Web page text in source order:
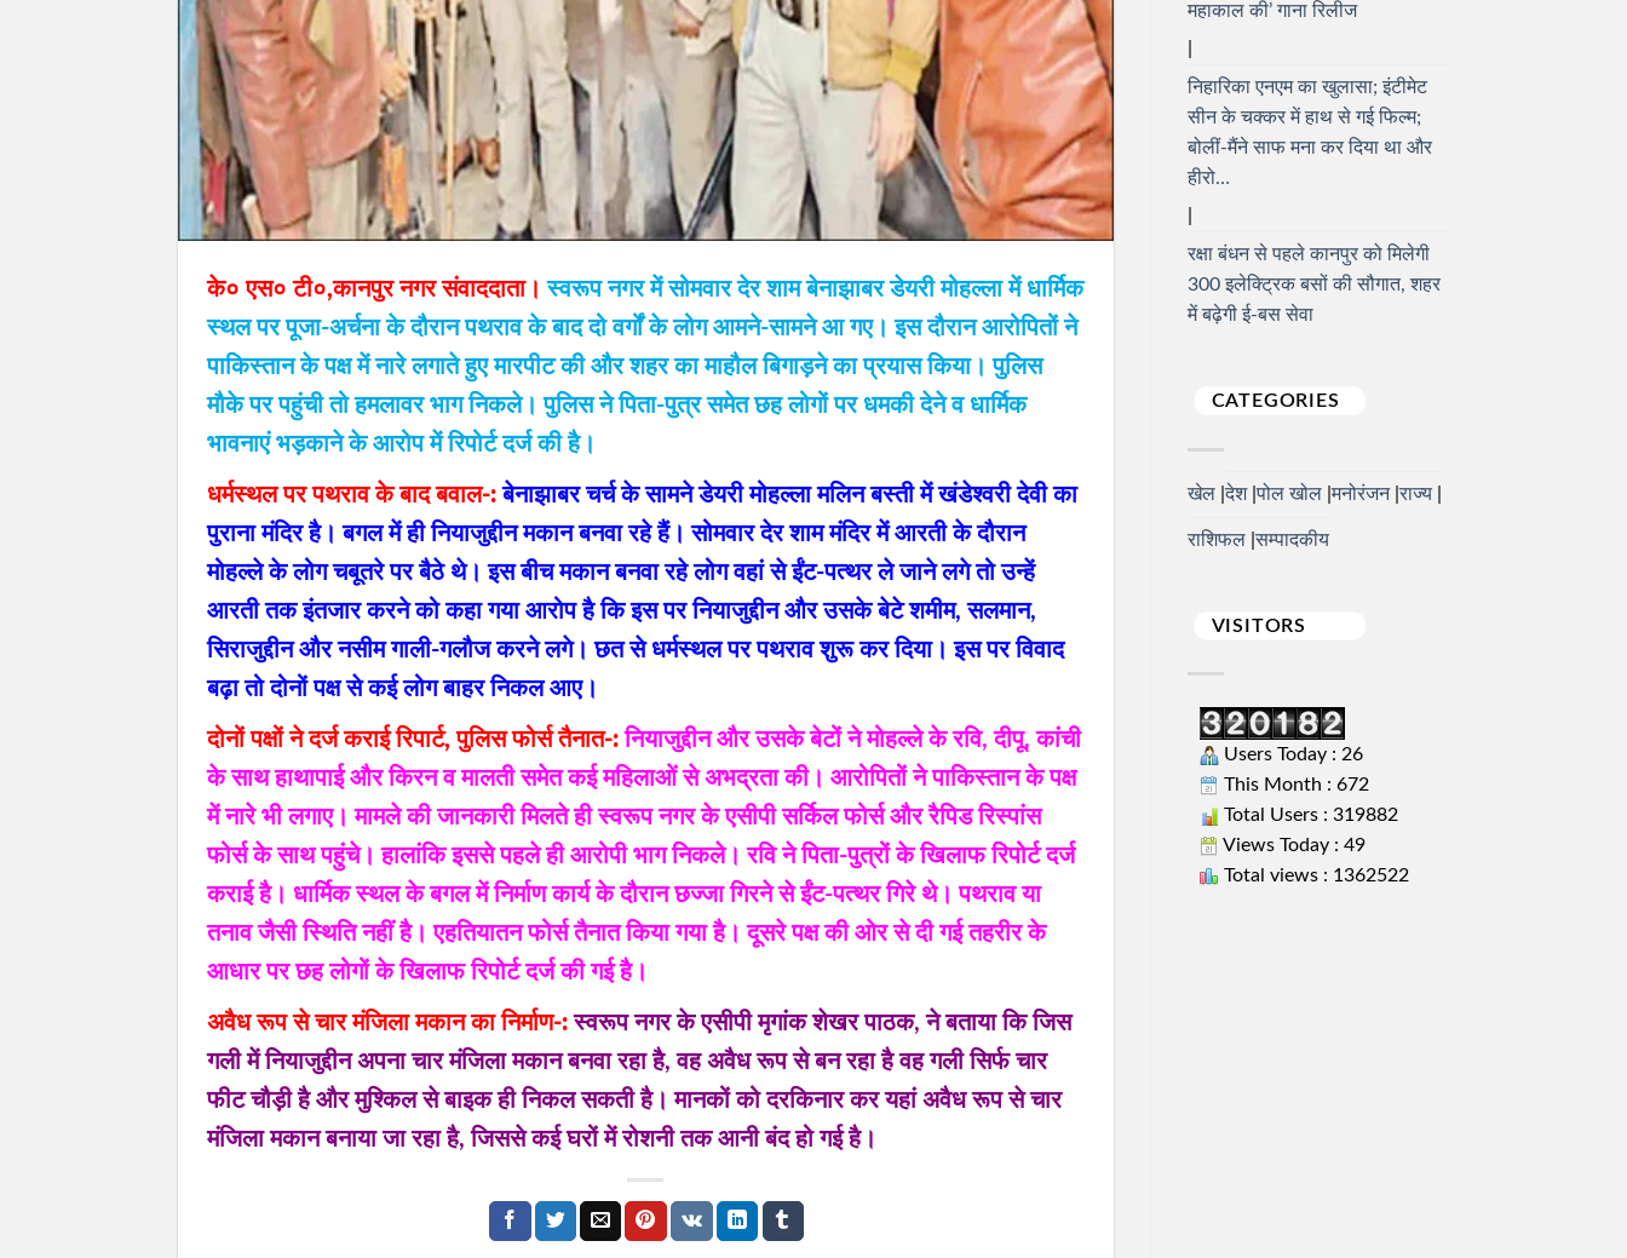
के० एस० टी०,कानपुर नगर संवाददाता। स्वरूप नगर में सोमवार देर शाम बेनाझाबर डेयरी मोहल्ला में धार्मिक
स्थल पर पूजा-अर्चना के दौरान पथराव के बाद दो वर्गों के लोग आमने-सामने आ गए। इस दौरान आरोपितों ने
पाकिस्तान के पक्ष में नारे लगाते हुए मारपीट की और शहर का माहौल बिगाड़ने का प्रयास किया। पुलिस
मौके पर पहुंची तो हमलावर भाग निकले। पुलिस ने पिता-पुत्र समेत छह लोगों पर धमकी देने व धार्मिक
भावनाएं भड़काने के आरोप में रिपोर्ट दर्ज की है।
धर्मस्थल पर पथराव के बाद बवाल-: बेनाझाबर चर्च के सामने डेयरी मोहल्ला मलिन बस्ती में खंडेश्वरी देवी का
पुराना मंदिर है। बगल में ही नियाजुद्दीन मकान बनवा रहे हैं। सोमवार देर शाम मंदिर में आरती के दौरान
मोहल्ले के लोग चबूतरे पर बैठे थे। इस बीच मकान बनवा रहे लोग वहां से ईंट-पत्थर ले जाने लगे तो उन्हें
आरती तक इंतजार करने को कहा गया आरोप है कि इस पर नियाजुद्दीन और उसके बेटे शमीम, सलमान,
सिराजुद्दीन और नसीम गाली-गलौज करने लगे। छत से धर्मस्थल पर पथराव शुरू कर दिया। इस पर विवाद
बढ़ा तो दोनों पक्ष से कई लोग बाहर निकल आए।
दोनों पक्षों ने दर्ज कराई रिपार्ट, पुलिस फोर्स तैनात-: नियाजुद्दीन और उसके बेटों ने मोहल्ले के रवि, दीपू, कांची
के साथ हाथापाई और किरन व मालती समेत कई महिलाओं से अभद्रता की। आरोपितों ने पाकिस्तान के पक्ष
में नारे भी लगाए। मामले की जानकारी मिलते ही स्वरूप नगर के एसीपी सर्किल फोर्स और रैपिड रिस्पांस
फोर्स के साथ पहुंचे। हालांकि इससे पहले ही आरोपी भाग निकले। रवि ने पिता-पुत्रों के खिलाफ रिपोर्ट दर्ज
कराई है। धार्मिक स्थल के बगल में निर्माण कार्य के दौरान छज्जा गिरने से ईंट-पत्थर गिरे थे। पथराव या
तनाव जैसी स्थिति नहीं है। एहतियातन फोर्स तैनात किया गया है। दूसरे पक्ष की ओर से दी गई तहरीर के
आधार पर छह लोगों के खिलाफ रिपोर्ट दर्ज की गई है।
अवैध रूप से चार मंजिला मकान का निर्माण-: स्वरूप नगर के एसीपी मृगांक शेखर पाठक, ने बताया कि जिस
गली में नियाजुद्दीन अपना चार मंजिला मकान बनवा रहा है, वह अवैध रूप से बन रहा है वह गली सिर्फ चार
फीट चौड़ी है और मुश्किल से बाइक ही निकल सकती है। मानकों को दरकिनार कर यहां अवैध रूप से चार
मंजिला मकान बनाया जा रहा है, जिससे कई घरों में रोशनी तक आनी बंद हो गई है।
महाकाल की’ गाना रिलीज
निहारिका एनएम का खुलासा; इंटीमेट
सीन के चक्कर में हाथ से गई फिल्म;
बोलीं-मैंने साफ मना कर दिया था और
हीरो…
रक्षा बंधन से पहले कानपुर को मिलेगी
300 इलेक्ट्रिक बसों की सौगात, शहर
में बढ़ेगी ई-बस सेवा
CATEGORIES
खेल देश पोल खोल मनोरंजन राज्य
राशिफल सम्पादकीय
VISITORS
Users Today : 26
This Month : 672
Total Users : 319882
Views Today : 49
Total views : 1362522